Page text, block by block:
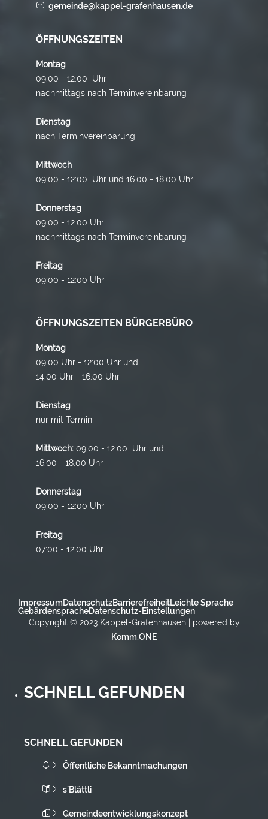
gemeinde@kappel-grafenhausen.de
ÖFFNUNGSZEITEN
Montag
09:00 - 12:00 Uhr
nachmittags nach Terminvereinbarung
Dienstag
nach Terminvereinbarung
Mittwoch
09:00 - 12:00 Uhr und 16.00 - 18.00 Uhr
Donnerstag
09:00 - 12:00 Uhr
nachmittags nach Terminvereinbarung
Freitag
09:00 - 12:00 Uhr
ÖFFNUNGSZEITEN BÜRGERBÜRO
Montag
09:00 Uhr - 12:00 Uhr und
14:00 Uhr - 16:00 Uhr
Dienstag
nur mit Termin
Mittwoch: 09:00 - 12:00 Uhr und
16.00 - 18.00 Uhr
Donnerstag
09:00 - 12:00 Uhr
Freitag
07:00 - 12:00 Uhr
ImpressumDatenschutzBarrierefreiheitLeichte Sprache
GebärdenspracheDatenschutz-Einstellungen
Copyright © 2023 Kappel-Grafenhausen | powered by
Komm.ONE
SCHNELL GEFUNDEN
SCHNELL GEFUNDEN
Öffentliche Bekanntmachungen
s`Blättli
Gemeindeentwicklungskonzept